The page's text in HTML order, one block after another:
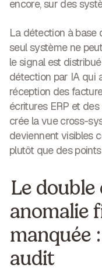
encore, sur des
La détection à base
seul système ne
le signal est
détection par IA qui
réception des
écritures ERP et
crée la vue cross-
deviennent visibles
plutôt que des
Le
anomalie
manquée
audit